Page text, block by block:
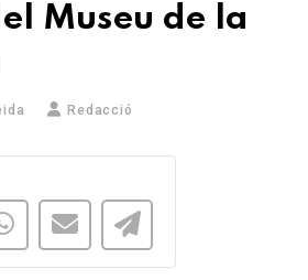
Museu de la
Redacció